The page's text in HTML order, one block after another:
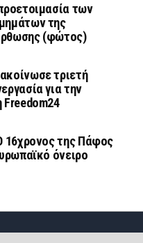
των
της
(φώτος)
τριετή
για την
16χρονος της Πάφος
όνειρο